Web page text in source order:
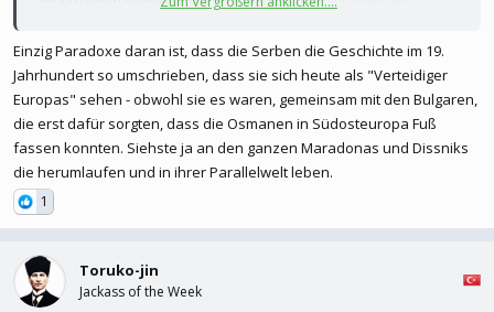
Byzantinischen Reiches schadlos aus, unterschätzten dabei aber –
genau wie die Byzantiner selbst – die völlig neue Gefahr aus
Anatolien.
Die serbische Expansion (Das Vakuum)
Zar Stefan Dušan war ein extrem fähiger Militärstratege. Er sah,
dass Byzanz durch den Bürgerkrieg (1341–1347) implodierte. Für
ihn war es die Chance, ein neues, mächtiges christlich-orthodoxes
Imperium auf dem Balkan aufzubauen, das Byzanz ersetzen sollte.
Er eroberte Albanien, Mazedonien und weite Teile Griechenlands.
1346 ließ er sich sogar zum „Kaiser (Zar) der Serben und Römer
Einzig Paradoxe daran ist, dass die Serben die Geschichte im 19.
Jahrhundert so umschrieben, dass sie sich heute als "Verteidiger
Europas" sehen - obwohl sie es waren, gemeinsam mit den Bulgaren,
die erst dafür sorgten, dass die Osmanen in Südosteuropa Fuß
fassen konnten. Siehste ja an den ganzen Maradonas und Dissniks
die herumlaufen und in ihrer Parallelwelt leben.
1
Toruko-jin
Jackass of the Week